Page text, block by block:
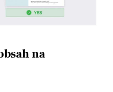
na